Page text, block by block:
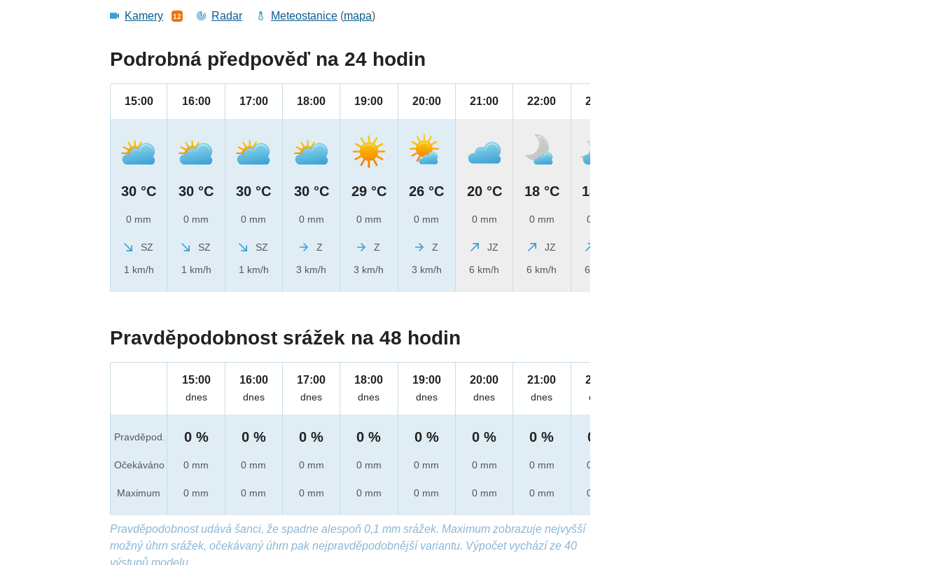
Kamery 12 Radar Meteostanice (mapa)
Podrobná předpověď na 24 hodin
15:00
30 °C
0 mm
SZ
1 km/h
16:00
30 °C
0 mm
SZ
1 km/h
17:00
30 °C
0 mm
SZ
1 km/h
18:00
30 °C
0 mm
Z
3 km/h
19:00
29 °C
0 mm
Z
3 km/h
20:00
26 °C
0 mm
Z
3 km/h
21:00
20 °C
0 mm
JZ
6 km/h
22:00
18 °C
0 mm
JZ
6 km/h
23:00
18 °C
0 mm
6 km/h
Pravděpodobnost srážek na 48 hodin
Pravděpod.
Očekáváno
Maximum
15:00
dnes
0 %
0 mm
0 mm
16:00
dnes
0 %
0 mm
0 mm
17:00
dnes
0 %
0 mm
0 mm
18:00
dnes
0 %
0 mm
0 mm
19:00
dnes
0 %
0 mm
0 mm
20:00
dnes
0 %
0 mm
0 mm
21:00
dnes
0 %
0 mm
0 mm
22:00
dnes
0 %
0 mm
0 mm
Pravděpodobnost udává šanci, že spadne alespoň 0,1 mm srážek. Maximum zobrazuje nejvyšší
možný úhrn srážek, očekávaný úhrn pak nejpravděpodobnější variantu. Výpočet vychází ze 40
výstupů modelu.